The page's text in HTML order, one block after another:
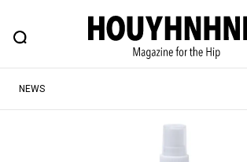
FEATURE BLOG SNAP
ヒップなファッション、カルチャー、ライフスタイル
NEWS